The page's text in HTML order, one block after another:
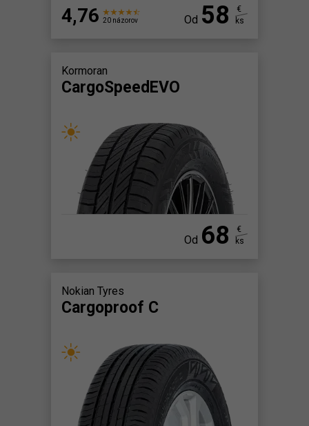
4,76 20 názorov Od 58
€
ks
Kormoran
CargoSpeedEVO
Od 68
€
ks
Nokian Tyres
Cargoproof C